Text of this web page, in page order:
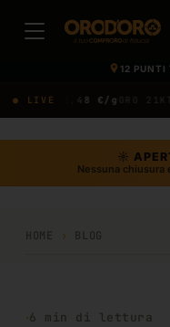
12 PUNTI
● LIVE
·92,48 €/g ORO 21KT ·
☼
Nessuna chiusura
HOME › BLOG
·6 min di lettura